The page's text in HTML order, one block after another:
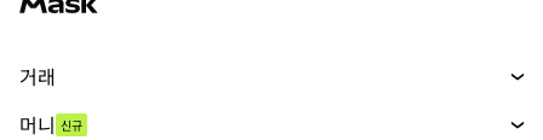
거래
머니 신규